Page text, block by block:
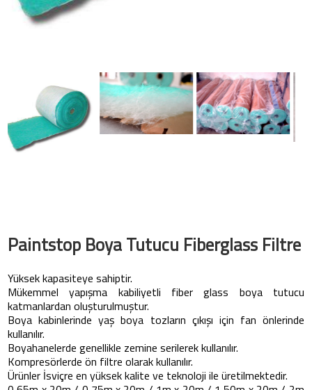
Paintstop Boya Tutucu Fiberglass Filtre
Yüksek kapasiteye sahiptir.
Mükemmel yapışma kabiliyetli fiber glass boya tutucu
katmanlardan oluşturulmuştur.
Boya kabinlerinde yaş boya tozların çıkışı için fan önlerinde
kullanılır.
Boyahanelerde genellikle zemine serilerek kullanılır.
Kompresörlerde ön filtre olarak kullanılır.
Ürünler İsviçre en yüksek kalite ve teknoloji ile üretilmektedir.